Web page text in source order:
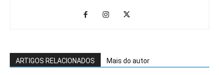
ARTIGOS RELACIONADOS Mais do autor